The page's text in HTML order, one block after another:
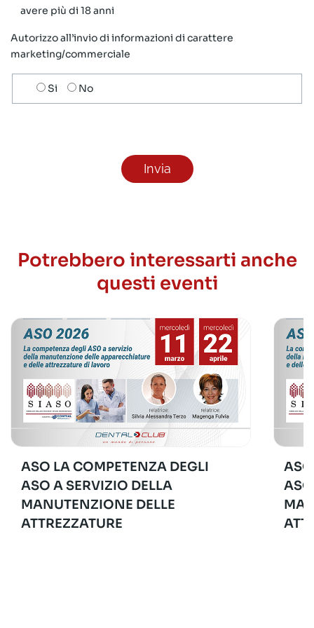
avere più di 18 anni
Autorizzo all’invio di informazioni di carattere
marketing/commerciale
Scelta
invio
Si No
Potrebbero interessarti anche
questi eventi
ASO LA COMPETENZA DEGLI
ASO A SERVIZIO DELLA
MANUTENZIONE DELLE
ATTREZZATURE